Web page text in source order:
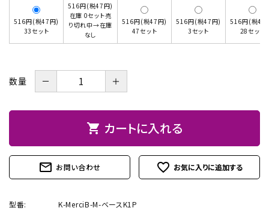
516円(税47円)
33セット
516円(税47円)
在庫 0セット売
り切れ中→在庫
なし
516円(税47円)
47セット
516円(税47円)
3セット
516円(税47
28セット
数量 － ＋
shopping_cart カートに入れる
mail_outline お問い合わせ favorite_outline
型番: K-MerciB-M-ベースK1P